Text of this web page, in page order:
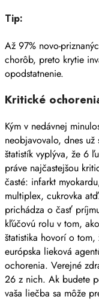
Tip:
Až 97% novo-
chorôb, preto krytie
opodstatnenie.
Kritické
Kým v nedávnej
neobjavovalo, dnes
štatistík vyplýva, že 6
práve najčastejšou
časté: infarkt
multiplex, cukrovka
prichádza o časť
kľúčovú rolu v tom,
štatistika hovorí o
európska lieková
ochorenia. Verejné
26 z nich. Ak budete
vaša liečba sa môže